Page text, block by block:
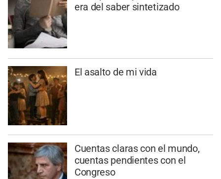
era del saber sintetizado
El asalto de mi vida
Cuentas claras con el mundo,
cuentas pendientes con el
Congreso